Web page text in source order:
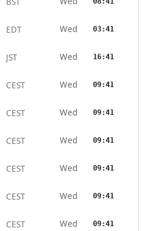
EDT Wed 03:41
JST Wed 16:41
CEST Wed 09:41
CEST Wed 09:41
CEST Wed 09:41
CEST Wed 09:41
CEST Wed 09:41
CEST Wed 09:41